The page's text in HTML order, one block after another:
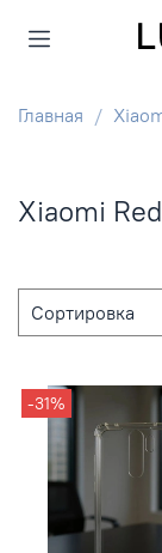
Главная
Xiaomi
-31%